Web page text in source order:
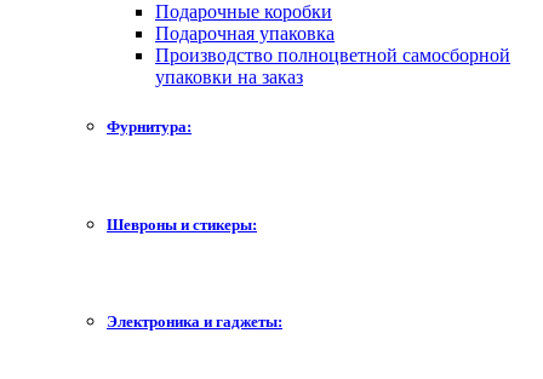
Подарочные коробки
Подарочная упаковка
Производство полноцветной самосборной
упаковки на заказ
Фурнитура:
Шевроны и стикеры:
Электроника и гаджеты: